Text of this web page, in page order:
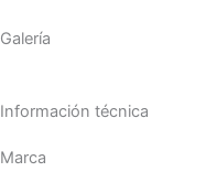
Galería
Información técnica
Marca